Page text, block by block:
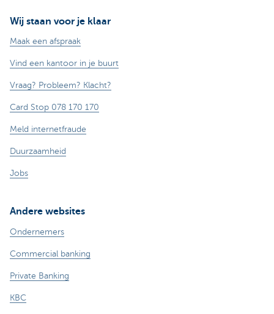
Wij staan voor je klaar
Maak een afspraak
Vind een kantoor in je buurt
Vraag? Probleem? Klacht?
Card Stop 078 170 170
Meld internetfraude
Duurzaamheid
Jobs
Andere websites
Ondernemers
Commercial banking
Private Banking
KBC